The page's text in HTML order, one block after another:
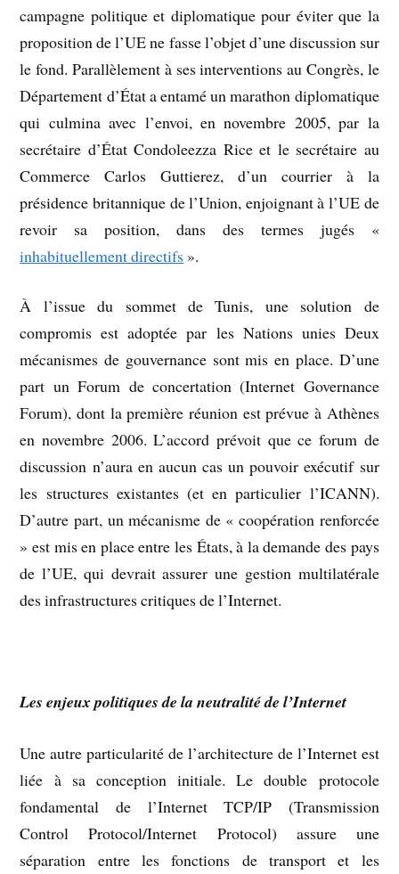
campagne politique et diplomatique pour éviter que la
proposition de l’UE ne fasse l’objet d’une discussion sur
le fond. Parallèlement à ses interventions au Congrès, le
Département d’État a entamé un marathon diplomatique
qui culmina avec l’envoi, en novembre 2005, par la
secrétaire d’État Condoleezza Rice et le secrétaire au
Commerce Carlos Guttierez, d’un courrier à la
présidence britannique de l’Union, enjoignant à l’UE de
revoir sa position, dans des termes jugés «
inhabituellement directifs ».
À l’issue du sommet de Tunis, une solution de
compromis est adoptée par les Nations unies Deux
mécanismes de gouvernance sont mis en place. D’une
part un Forum de concertation (Internet Governance
Forum), dont la première réunion est prévue à Athènes
en novembre 2006. L’accord prévoit que ce forum de
discussion n’aura en aucun cas un pouvoir exécutif sur
les structures existantes (et en particulier l’ICANN).
D’autre part, un mécanisme de « coopération renforcée
» est mis en place entre les États, à la demande des pays
de l’UE, qui devrait assurer une gestion multilatérale
des infrastructures critiques de l’Internet.
Les enjeux politiques de la neutralité de l’Internet
Une autre particularité de l’architecture de l’Internet est
liée à sa conception initiale. Le double protocole
fondamental de l’Internet TCP/IP (Transmission
Control Protocol/Internet Protocol) assure une
séparation entre les fonctions de transport et les